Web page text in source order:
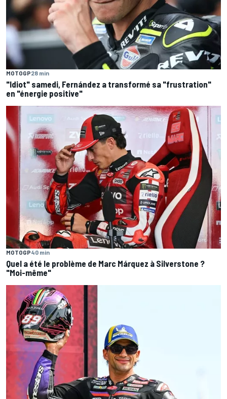
MOTOGP28 min
"Idiot" samedi, Fernández a transformé sa "frustration"
en "énergie positive"
MOTOGP40 min
Quel a été le problème de Marc Márquez à Silverstone ?
"Moi-même"